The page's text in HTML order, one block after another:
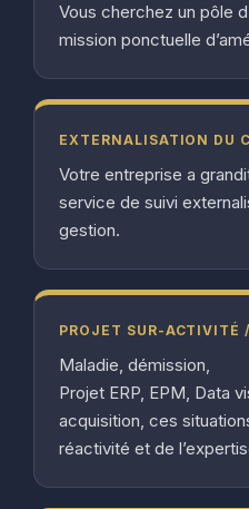
Vous cherchez un pôle
mission ponctuelle
EXTERNALISATION DU
Votre entreprise a
service de suivi
gestion.
PROJET SUR-ACTIVITÉ
Maladie, démission,
Projet ERP, EPM, Data
acquisition, ces
réactivité et de